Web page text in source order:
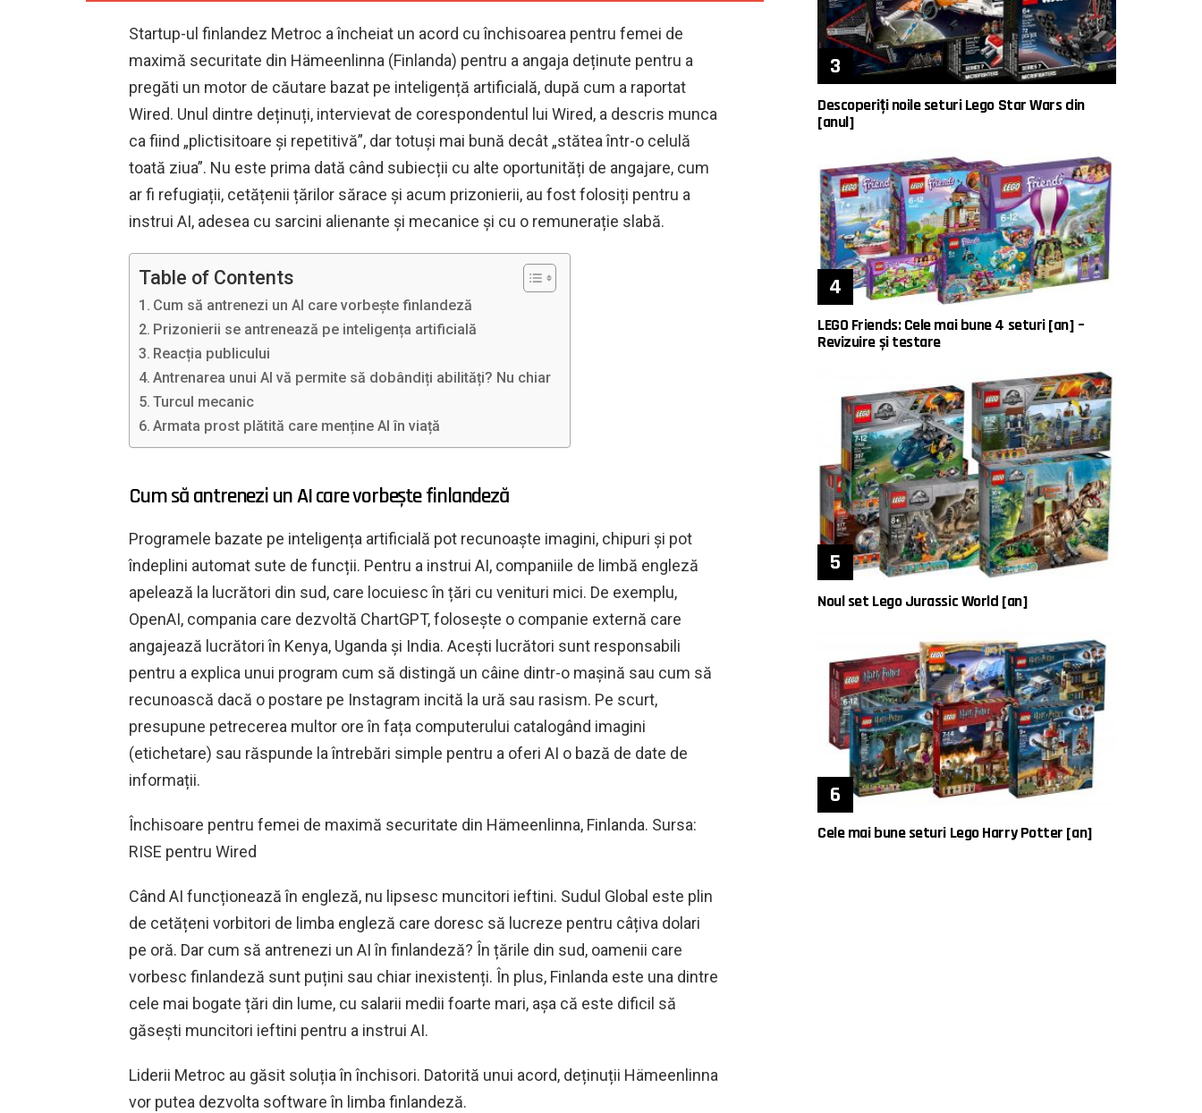
Startup-ul finlandez Metroc a încheiat un acord cu închisoarea pentru femei de
maximă securitate din Hämeenlinna (Finlanda) pentru a angaja deținute pentru a
pregăti un motor de căutare bazat pe inteligență artificială, după cum a raportat
Wired. Unul dintre deținuți, intervievat de corespondentul lui Wired, a descris munca
ca fiind „plictisitoare și repetitivă”, dar totuși mai bună decât „stătea într-o celulă
toată ziua”. Nu este prima dată când subiecții cu alte oportunități de angajare, cum
ar fi refugiații, cetățenii țărilor sărace și acum prizonierii, au fost folosiți pentru a
instrui AI, adesea cu sarcini alienante și mecanice și cu o remunerație slabă.
Table of Contents
Cum să antrenezi un AI care vorbește finlandeză
Prizonierii se antrenează pe inteligența artificială
Reacția publicului
Antrenarea unui AI vă permite să dobândiți abilități? Nu chiar
Turcul mecanic
Armata prost plătită care menține AI în viață
Cum să antrenezi un AI care vorbește finlandeză
Programele bazate pe inteligența artificială pot recunoaște imagini, chipuri și pot
îndeplini automat sute de funcții. Pentru a instrui AI, companiile de limbă engleză
apelează la lucrători din sud, care locuiesc în țări cu venituri mici. De exemplu,
OpenAI, compania care dezvoltă ChartGPT, folosește o companie externă care
angajează lucrători în Kenya, Uganda și India. Acești lucrători sunt responsabili
pentru a explica unui program cum să distingă un câine dintr-o mașină sau cum să
recunoască dacă o postare pe Instagram incită la ură sau rasism. Pe scurt,
presupune petrecerea multor ore în fața computerului catalogând imagini
(etichetare) sau răspunde la întrebări simple pentru a oferi AI o bază de date de
informații.
Închisoare pentru femei de maximă securitate din Hämeenlinna, Finlanda. Sursa:
RISE pentru Wired
Când AI funcționează în engleză, nu lipsesc muncitori ieftini. Sudul Global este plin
de cetățeni vorbitori de limba engleză care doresc să lucreze pentru câțiva dolari
pe oră. Dar cum să antrenezi un AI în finlandeză? În țările din sud, oamenii care
vorbesc finlandeză sunt puțini sau chiar inexistenți. În plus, Finlanda este una dintre
cele mai bogate țări din lume, cu salarii medii foarte mari, așa că este dificil să
găsești muncitori ieftini pentru a instrui AI.
Liderii Metroc au găsit soluția în închisori. Datorită unui acord, deținuții Hämeenlinna
vor putea dezvolta software în limba finlandeză.
Descoperiți noile seturi Lego Star Wars din
[anul]
LEGO Friends: Cele mai bune 4 seturi [an] –
Revizuire și testare
Noul set Lego Jurassic World [an]
Cele mai bune seturi Lego Harry Potter [an]